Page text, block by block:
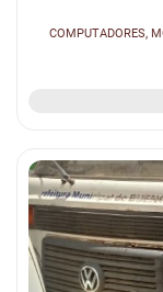
COMPUTADORES,